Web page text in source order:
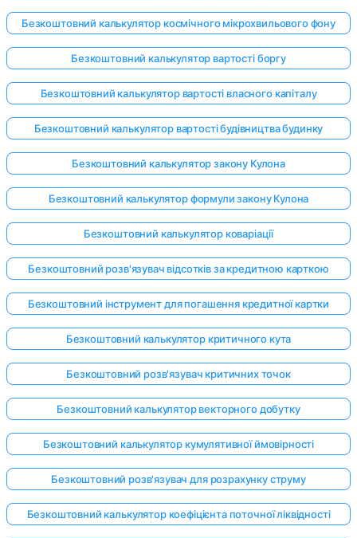
Безкоштовний калькулятор космічного мікрохвильового фону
Безкоштовний калькулятор вартості боргу
Безкоштовний калькулятор вартості власного капіталу
Безкоштовний калькулятор вартості будівництва будинку
Безкоштовний калькулятор закону Кулона
Безкоштовний калькулятор формули закону Кулона
Безкоштовний калькулятор коваріації
Безкоштовний розв'язувач відсотків за кредитною карткою
Безкоштовний інструмент для погашення кредитної картки
Безкоштовний калькулятор критичного кута
Безкоштовний розв'язувач критичних точок
Безкоштовний калькулятор векторного добутку
Безкоштовний калькулятор кумулятивної ймовірності
Безкоштовний розв'язувач для розрахунку струму
Безкоштовний калькулятор коефіцієнта поточної ліквідності